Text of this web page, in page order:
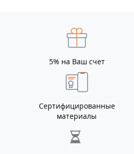
5% на Ваш счет
Сертифицированные
материалы